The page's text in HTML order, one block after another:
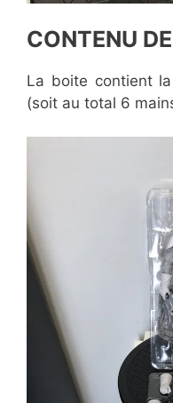
CONTENU
La boite contient
(soit au total 6